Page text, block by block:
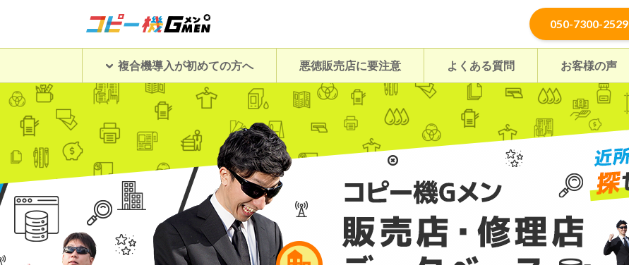
050-7300-2529
複合機導入が初めての方へ 悪徳販売店に要注意 よくある質問 お客様の声